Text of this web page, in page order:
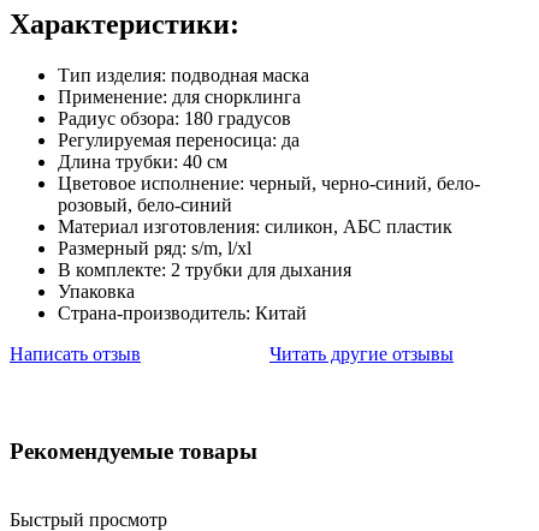
Характеристики:
Тип изделия: подводная маска
Применение: для снорклинга
Радиус обзора: 180 градусов
Регулируемая переносица: да
Длина трубки: 40 см
Цветовое исполнение: черный, черно-синий, бело-
розовый, бело-синий
Материал изготовления: силикон, АБС пластик
Размерный ряд: s/m, l/xl
В комплекте: 2 трубки для дыхания
Упаковка
Страна-производитель: Китай
Написать отзыв
Читать другие отзывы
Рекомендуемые товары
Быстрый просмотр